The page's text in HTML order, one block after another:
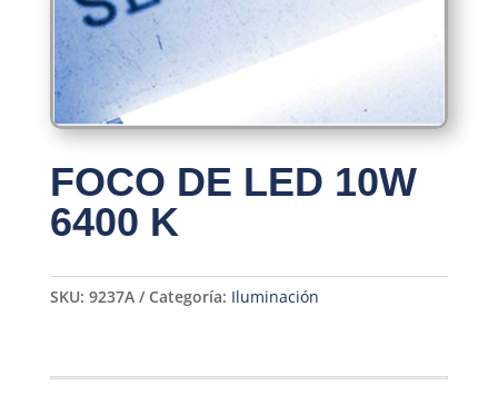
FOCO DE LED 10W
6400 K
SKU: 9237A Categoría: Iluminación